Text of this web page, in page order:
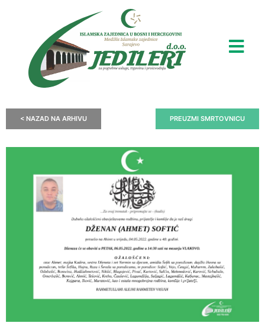
< NAZAD NA ARHIVU PREUZMI SMRTOVNICU